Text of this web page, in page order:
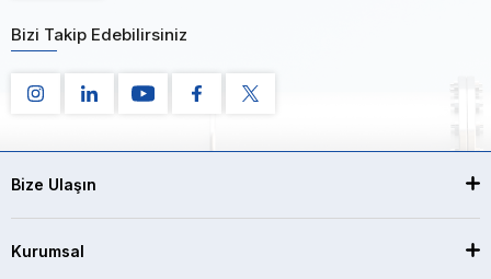
Bizi Takip Edebilirsiniz
Bize Ulaşın
Kurumsal